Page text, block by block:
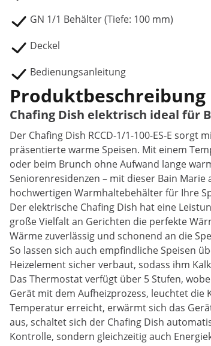
GN 1/1 Behälter (Tiefe: 100 mm)
Deckel
Bedienungsanleitung
Produktbeschreibung
Chafing Dish elektrisch ideal für
Der Chafing Dish RCCD-1/1-100-ES-E
präsentierte warme Speisen. Mit einem
oder beim Brunch ohne Aufwand lange
Seniorenresidenzen – mit dieser Bain
hochwertigen Warmhaltebehälter für Ihre
Der elektrische Chafing Dish hat eine
große Vielfalt an Gerichten die perfekte
Wärme zuverlässig und schonend an die
So lassen sich auch empfindliche Speisen
Heizelement sicher verbaut, sodass ihm
Das Thermostat verfügt über 5 Stufen,
Gerät mit dem Aufheizprozess, leuchtet
Temperatur erreicht, erwärmt sich das
aus, schaltet sich der Chafing Dish
Kontrolle, sondern gleichzeitig auch